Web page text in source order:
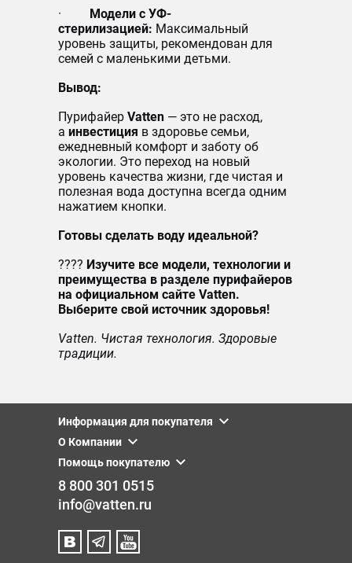
· Модели с УФ-
стерилизацией: Максимальный
уровень защиты, рекомендован для
семей с маленькими детьми.
Вывод:
Пурифайер Vatten — это не расход,
а инвестиция в здоровье семьи,
ежедневный комфорт и заботу об
экологии. Это переход на новый
уровень качества жизни, где чистая и
полезная вода доступна всегда одним
нажатием кнопки.
Готовы сделать воду идеальной?
???? Изучите все модели, технологии и
преимущества в разделе пурифайеров
на официальном сайте Vatten.
Выберите свой источник здоровья!
Vatten. Чистая технология. Здоровые
традиции.
Информация для покупателя
О Компании
Помощь покупателю
8 800 301 0515
info@vatten.ru